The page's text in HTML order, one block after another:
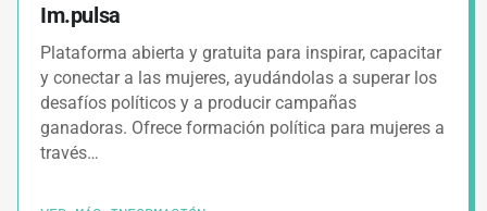
Im.pulsa
Plataforma abierta y gratuita para inspirar, capacitar
y conectar a las mujeres, ayudándolas a superar los
desafíos políticos y a producir campañas
ganadoras. Ofrece formación política para mujeres a
través…